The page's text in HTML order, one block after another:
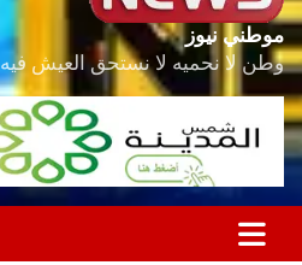
موطني نيوز
وطن لا نحميه لا نستحق العيش فيه